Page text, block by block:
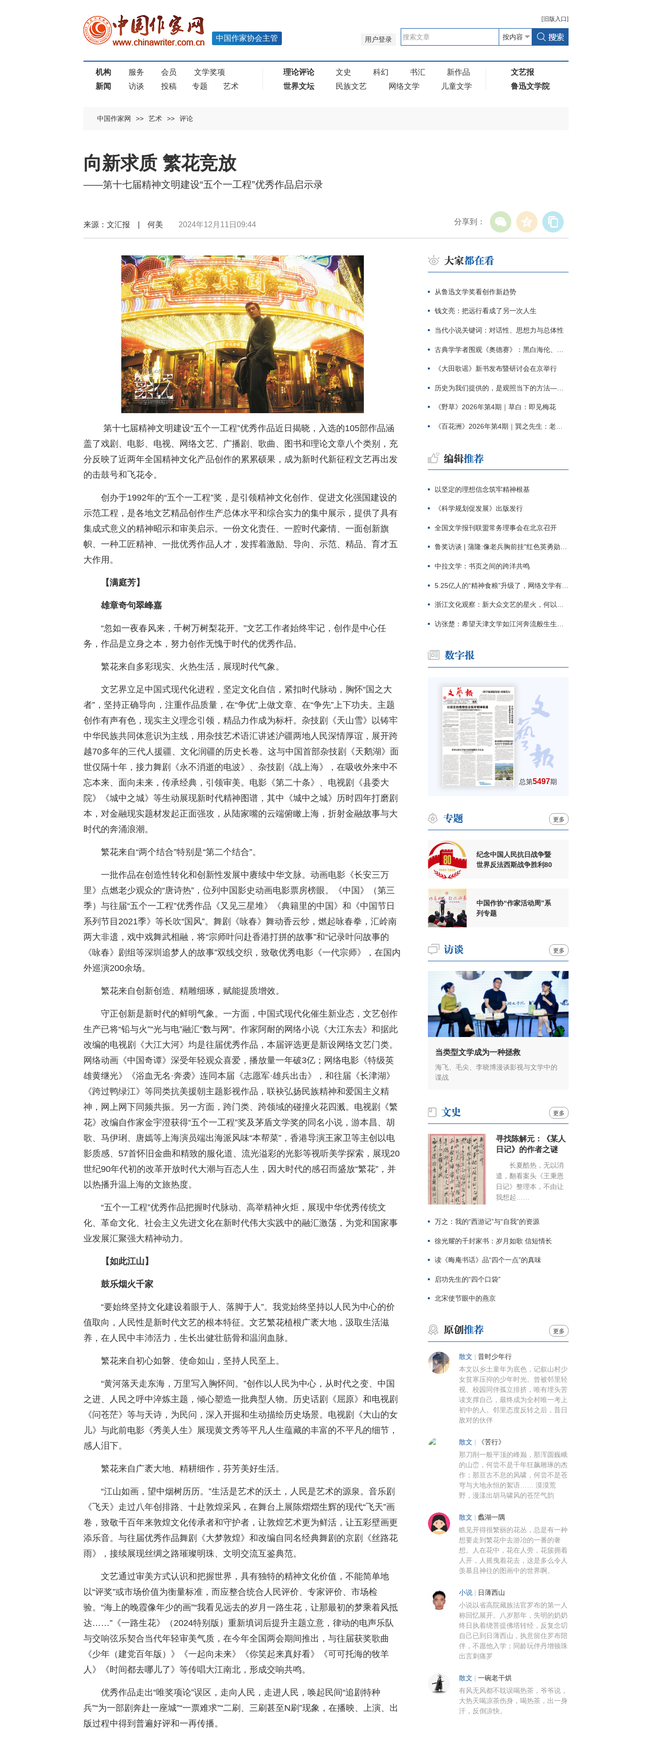
[ 旧版 入口]
用户登录
中国作家协会主管
机构 服务 会员
文学奖项
新闻
访谈 投稿 专题 艺术
理论评论 文史 科幻 书汇
新作品
世界文坛
民族文艺 网络文学 儿童文学
文艺报
鲁迅文学院
中国作家网 >> 艺术 >> 评论
向新求质 繁花竞放
——第十七届精神文明建设“五个一工程”优秀作品启示录
分享到：
来源：文汇报 | 何美 2024年12月11日09:44
第十七届精神文明建设“五个一工程”优秀作品近日揭晓，入选的105部作品涵
盖了戏剧、电影、电视、网络文艺、广播剧、歌曲、图书和理论文章八个类别，充
分反映了近两年全国精神文化产品创作的累累硕果，成为新时代新征程文艺再出发
的击鼓号和飞花令。
创办于1992年的“五个一工程”奖，是引领精神文化创作、促进文化强国建设的
示范工程，是各地文艺精品创作生产总体水平和综合实力的集中展示，提供了具有
集成式意义的精神昭示和审美启示。一份文化责任、一腔时代豪情、一面创新旗
帜、一种工匠精神、一批优秀作品人才，发挥着激励、导向、示范、精品、育才五
大作用。
【满庭芳】
雄章奇句翠峰嘉
“忽如一夜春风来，千树万树梨花开。”文艺工作者始终牢记，创作是中心任
务，作品是立身之本，努力创作无愧于时代的优秀作品。
繁花来自多彩现实、火热生活，展现时代气象。
文艺界立足中国式现代化进程，坚定文化自信，紧扣时代脉动，胸怀“国之大
者”，坚持正确导向，注重作品质量，在“争优”上做文章、在“争先”上下功夫。主题
创作有声有色，现实主义理念引领，精品力作成为标杆。杂技剧《天山雪》以铸牢
中华民族共同体意识为主线，用杂技艺术语汇讲述沪疆两地人民深情厚谊，展开跨
越70多年的三代人援疆、文化润疆的历史长卷。这与中国首部杂技剧《天鹅湖》面
世仅隔十年，接力舞剧《永不消逝的电波》、杂技剧《战上海》，在吸收外来中不
忘本来、面向未来，传承经典，引领审美。电影《第二十条》、电视剧《县委大
院》《城中之城》等生动展现新时代精神图谱，其中《城中之城》历时四年打磨剧
本，对金融现实题材发起正面强攻，从陆家嘴的云端俯瞰上海，折射金融故事与大
时代的奔涌浪潮。
繁花来自“两个结合”特别是“第二个结合”。
一批作品在创造性转化和创新性发展中赓续中华文脉。动画电影《长安三万
里》点燃老少观众的“唐诗热”，位列中国影史动画电影票房榜眼。《中国》（第三
季）与往届“五个一工程”优秀作品《又见三星堆》《典籍里的中国》和《中国节日
系列节目2021季》等长吹“国风”。舞剧《咏春》舞动香云纱，燃起咏春拳，汇岭南
两大非遗，戏中戏舞武相融，将“宗师叶问赴香港打拼的故事”和“记录叶问故事的
《咏春》剧组等深圳追梦人的故事”双线交织，致敬优秀电影《一代宗师》，在国内
外巡演200余场。
繁花来自创新创造、精雕细琢，赋能提质增效。
守正创新是新时代的鲜明气象。一方面，中国式现代化催生新业态，文艺创作
生产已将“铅与火”“光与电”融汇“数与网”。作家阿耐的网络小说《大江东去》和据此
改编的电视剧《大江大河》均是往届优秀作品，本届评选更是新设网络文艺门类。
网络动画《中国奇谭》深受年轻观众喜爱，播放量一年破3亿；网络电影《特级英
雄黄继光》《浴血无名·奔袭》连同本届《志愿军·雄兵出击》，和往届《长津湖》
《跨过鸭绿江》等同类抗美援朝主题影视作品，联袂弘扬民族精神和爱国主义精
神，网上网下同频共振。另一方面，跨门类、跨领域的碰撞火花四溅。电视剧《繁
花》改编自作家金宇澄获得“五个一工程”奖及茅盾文学奖的同名小说，游本昌、胡
歌、马伊琍、唐嫣等上海演员端出海派风味“本帮菜”，香港导演王家卫等主创以电
影质感、57首怀旧金曲和精致的服化道、流光溢彩的光影等视听美学探索，展现20
世纪90年代初的改革开放时代大潮与百态人生，因大时代的感召而盛放“繁花”，并
以热播升温上海的文旅热度。
“五个一工程”优秀作品把握时代脉动、高举精神火炬，展现中华优秀传统文
化、革命文化、社会主义先进文化在新时代伟大实践中的融汇激荡，为党和国家事
业发展汇聚强大精神动力。
【如此江山】
鼓乐烟火千家
“要始终坚持文化建设着眼于人、落脚于人”。我党始终坚持以人民为中心的价
值取向，人民性是新时代文艺的根本特征。文艺繁花植根广袤大地，汲取生活滋
养，在人民中丰沛活力，生长出健壮筋骨和温润血脉。
繁花来自初心如磐、使命如山，坚持人民至上。
“黄河落天走东海，万里写入胸怀间。”创作以人民为中心，从时代之变、中国
之进、人民之呼中淬炼主题，倾心塑造一批典型人物。历史话剧《屈原》和电视剧
《问苍茫》等与天诗，为民问，深入开掘和生动描绘历史场景。电视剧《大山的女
儿》与此前电影《秀美人生》展现黄文秀等平凡人生蕴藏的丰富的不平凡的细节，
感人泪下。
繁花来自广袤大地、精耕细作，芬芳美好生活。
“江山如画，望中烟树历历。”生活是艺术的沃土，人民是艺术的源泉。音乐剧
《飞天》走过八年创排路、十赴敦煌采风，在舞台上展陈熠熠生辉的现代“飞天”画
卷，致敬千百年来敦煌文化传承者和守护者，让敦煌艺术更为鲜活，让五彩壁画更
添乐音。与往届优秀作品舞剧《大梦敦煌》和改编自同名经典舞剧的京剧《丝路花
雨》，接续展现丝绸之路璀璨明珠、文明交流互鉴典范。
文艺通过审美方式认识和把握世界，具有独特的精神文化价值，不能简单地
以“评奖”或市场价值为衡量标准，而应整合统合人民评价、专家评价、市场检
验。“海上的晚霞像年少的画”“我看见远去的岁月一路生花，让那最初的梦乘着风抵
达……”《一路生花》（2024特别版）重新填词后提升主题立意，律动的电声乐队
与交响弦乐契合当代年轻审美气质，在今年全国两会期间推出，与往届获奖歌曲
《少年（建党百年版）》《一起向未来》《你笑起来真好看》《可可托海的牧羊
人》《时间都去哪儿了》等传唱大江南北，形成交响共鸣。
优秀作品走出“唯奖项论”误区，走向人民，走进人民，唤起民间“追剧特种
兵”“为一部剧奔赴一座城”“一票难求”“二刷、三刷甚至N刷”现象，在播映、上演、出
版过程中得到普遍好评和一再传播。
从鲁迅文学奖看创作新趋势
钱文亮：把远行看成了另一次人生
当代小说关键词：对话性、思想力与总体性
古典学学者围观《奥德赛》：黑白海伦、佩涅罗佩的别针与神秘入侵者
《大田歌谣》新书发布暨研讨会在京举行
历史为我们提供的，是观照当下的方法——历史题材非虚构写作多人谈
《野草》2026年第4期｜草白：即见梅花
《百花洲》2026年第4期｜巽之先生：老兵朱向前侧记三题
以坚定的理想信念筑牢精神根基
《科学规划促发展》出版发行
全国文学报刊联盟常务理事会在北京召开
鲁奖访谈 | 蒲隆:像老兵胸前挂"红色英勇勋章"
中拉文学：书页之间的跨洋共鸣
5.25亿人的“精神食粮”升级了，网络文学有了哪些新变化？
浙江文化观察：新大众文艺的星火，何以燎原？
访张楚：希望天津文学如江河奔流般生生不息
总第5497期
更多
纪念中国人民抗日战争暨
世界反法西斯战争胜利80
中国作协“作家活动周”系
列专题
更多
当类型文学成为一种拯救
海飞、毛尖、李晓博漫谈影视与文学中的
谍战
更多
寻找陈解元：《某人
日记》的作者之谜
长夏酷热，无以消
遣，翻看案头《王秉恩
日记》整理本，不由让
我想起……
万之：我的“西游记”与“自我”的资源
徐光耀的千封家书：岁月如歌 信短情长
读《晦庵书话》品“四个一点”的真味
启功先生的“四个口袋”
北宋使节眼中的燕京
更多
散文 昔时少年行
本文以乡土童年为底色，记叙山村少
女贫寒压抑的少年时光。曾被邻里轻
视、校园同伴孤立排挤，唯有埋头苦
读支撑自己，最终成为全村唯一考上
初中的人。邻里态度反转之后，昔日
敌对的伙伴
散文 《苦行》
那刀削一般平顶的峰巅，那浑圆巍峨
的山峦，何尝不是千年狂飙雕琢的杰
作；那亘古不息的风啸，何尝不是苍
穹与大地永恒的絮语…… 漠漠荒
野，漫漾出胡马啸风的苍茫气韵
散文 蠡湖一隅
瞧见开得很繁丽的花丛，总是有一种
想要走到繁花中去游冶的一番的奢
想。人在花中，花在人旁，花簇拥着
人开，人摇曳着花去，这是多么令人
羡慕且神往的图画中的世界啊。
小说 日薄西山
小说以省高院藏族法官罗布的第一人
称回忆展开。八岁那年，失明的奶奶
终日执着绕菩提佛塔转经，反复念叨
自己已到日薄西山，执意留住罗布陪
伴，不愿他入学；同龄玩伴丹增顿珠
出言刺痛罗
散文 一碗老干烘
有风无风都不耽误喝热茶，爷爷说，
大热天喝凉茶伤身，喝热茶，出一身
汗，反倒凉快。